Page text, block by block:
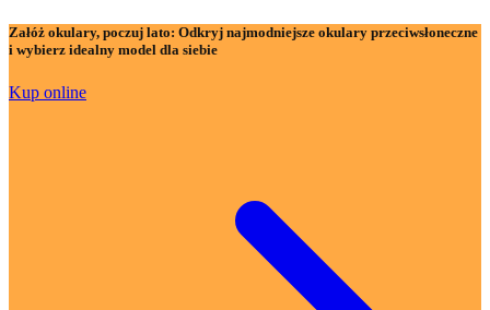
Załóż okulary, poczuj lato: Odkryj najmodniejsze okulary przeciwsłoneczne
i wybierz idealny model dla siebie
Kup online